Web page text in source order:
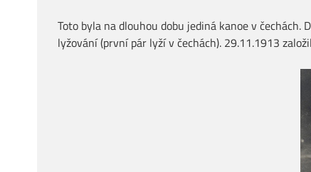
Toto byla na dlouhou dobu jediná kanoe v
lyžování (první pár lyží v čechách). 29.11.1913